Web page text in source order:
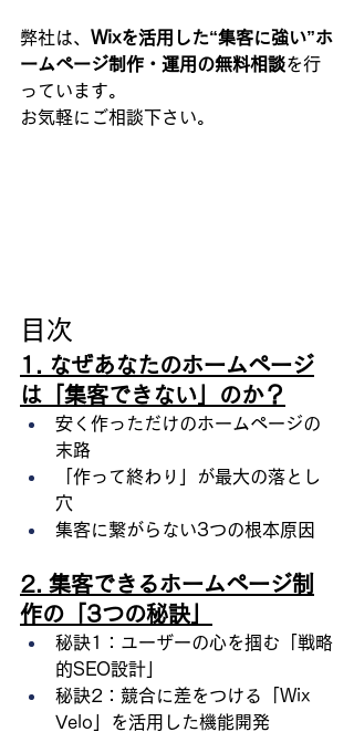
弊社は、 Wixを活用した“集客に強い”ホ
ームページ制作・運用の無料相談を行
っています。
お気軽にご相談下さい。
目次
1. なぜあなたのホームページ
は「集客できない」のか？
安く作っただけのホームページの
末路
「作って終わり」が最大の落とし
穴
集客に繋がらない3つの根本原因
2. 集客できるホームページ制
作の「3つの秘訣」
秘訣1：ユーザーの心を掴む「戦略
的SEO設計」
秘訣2：競合に差をつける「Wix
Velo」を活用した機能開発